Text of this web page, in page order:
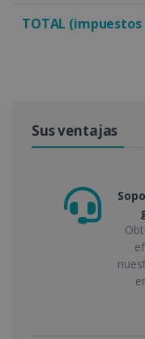
TOTAL
Sus ventajas